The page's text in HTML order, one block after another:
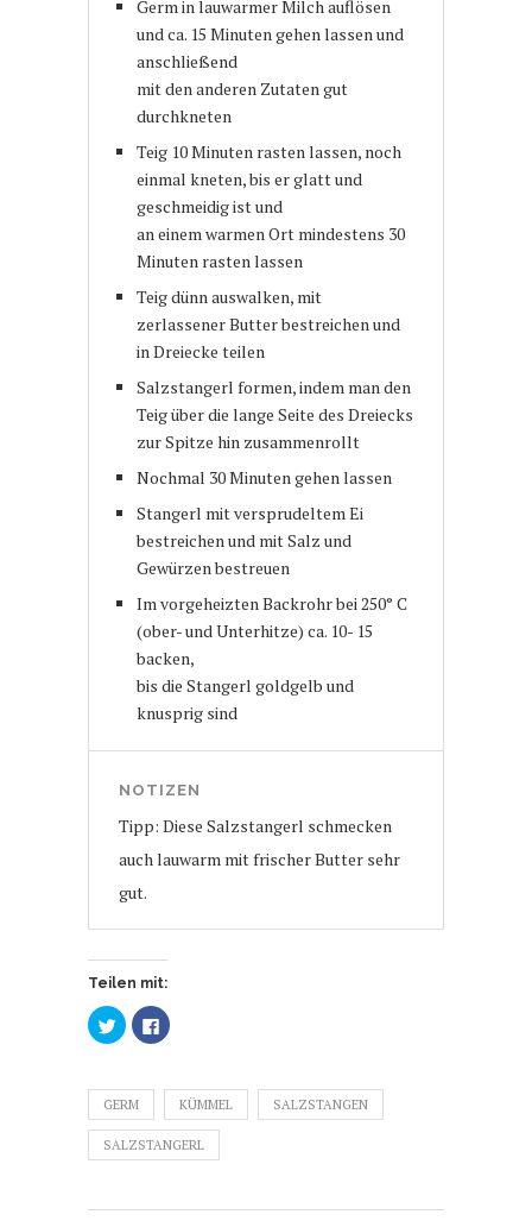
Germ in lauwarmer Milch auflösen
und ca. 15 Minuten gehen lassen und
anschließend
mit den anderen Zutaten gut
durchkneten
Teig 10 Minuten rasten lassen, noch
einmal kneten, bis er glatt und
geschmeidig ist und
an einem warmen Ort mindestens 30
Minuten rasten lassen
Teig dünn auswalken, mit
zerlassener Butter bestreichen und
in Dreiecke teilen
Salzstangerl formen, indem man den
Teig über die lange Seite des Dreiecks
zur Spitze hin zusammenrollt
Nochmal 30 Minuten gehen lassen
Stangerl mit versprudeltem Ei
bestreichen und mit Salz und
Gewürzen bestreuen
Im vorgeheizten Backrohr bei 250° C
(ober- und Unterhitze) ca. 10- 15
backen,
bis die Stangerl goldgelb und
knusprig sind
NOTIZEN
Tipp: Diese Salzstangerl schmecken
auch lauwarm mit frischer Butter sehr
gut.
Teilen mit:
Klick,
um
über
teilen
(Wird
in
neuem
Fenster
geöffnet)
Klick,
um
teilen
(Wird
in
neuem
Fenster
geöffnet)
GERM KÜMMEL SALZSTANGEN
SALZSTANGERL